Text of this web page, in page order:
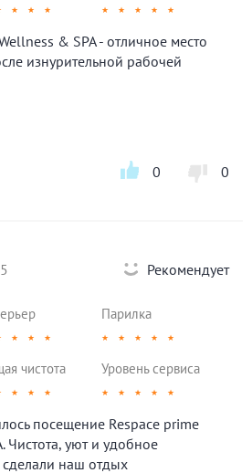
★ ★ ★ ★ ★ ★ ★ ★
& SPA - отличное место
изнурительной рабочей
0 0
Рекомендует
★ ★ ★
Парилка
★ ★ ★ ★ ★
чистота
★ ★ ★
Уровень сервиса
★ ★ ★ ★ ★
посещение Respace prime
Чистота, уют и удобное
наш отдых